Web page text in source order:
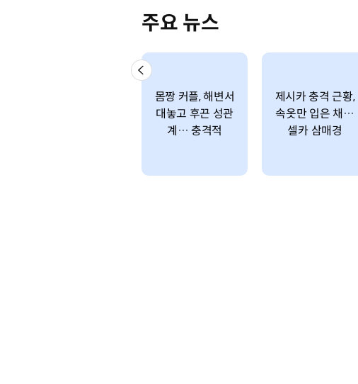
주요 뉴스
몸짱 커플, 해변서
대놓고 후끈 성관
계… 충격적
제시카 충격 근황,
속옷만 입은 채…
셀카 삼매경